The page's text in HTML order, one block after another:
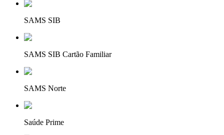
SAMS SIB
SAMS SIB Cartão Familiar
SAMS Norte
Saúde Prime